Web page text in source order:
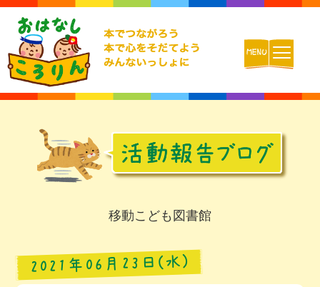
おはなしころりんとは
活動報告ブログ
移動こども図書館
2021年06月23日(水)